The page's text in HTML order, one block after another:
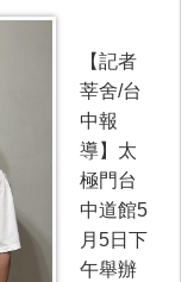
【記者
莘舍/台
中報
導】太
極門台
中道館5
月5日下
午舉辦